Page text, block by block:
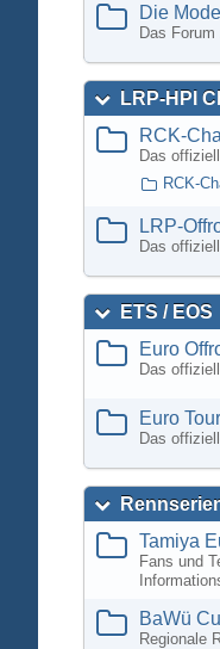
Die
Das
LRP-HPI
RCK-
Das
RCK-
LRP-
Das
ETS / EOS
Euro
Das
Euro
Das
Tamiya
Fans und
BaWü
Regionale